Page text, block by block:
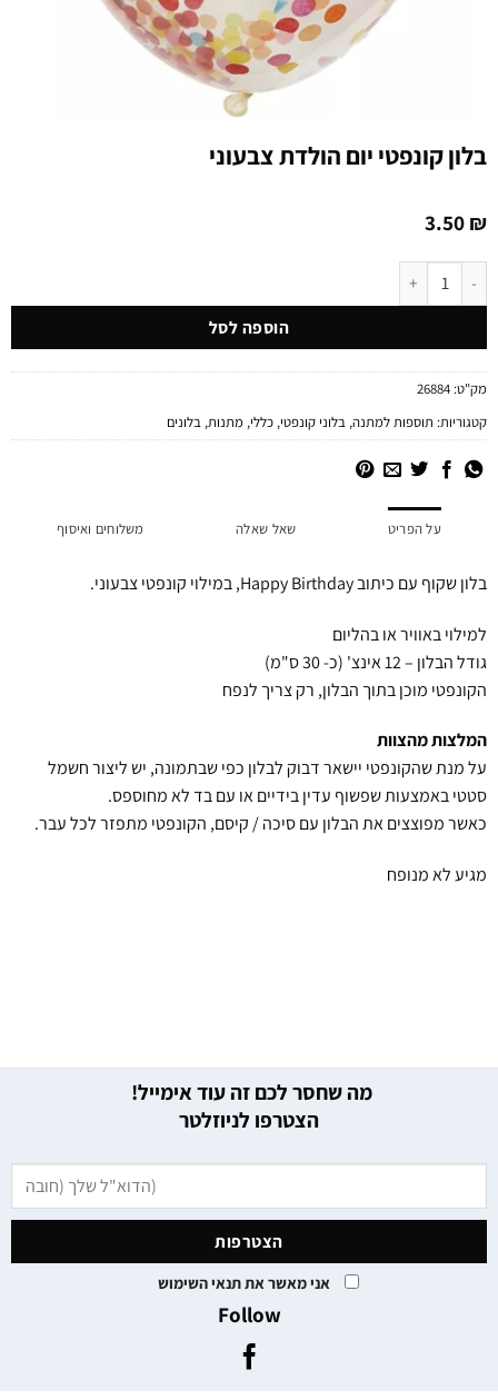
בלון קונפטי יום הולדת צבעוני
3.50₪
כמות של בלון קונפטי יום הולדת צבעוני
הוספה לסל
מק"ט:26884
קטגוריות:תוספות למתנה,בלוני קונפטי,כללי,מתנות,בלונים
על הפריט שאל שאלה משלוחים ואיסוף
בלון שקוף עם כיתוב Happy Birthday, במילוי קונפטי צבעוני.
למילוי באוויר או בהליום
גודל הבלון – 12 אינצ' (כ- 30 ס"מ)
הקונפטי מוכן בתוך הבלון, רק צריך לנפח
המלצות מהצוות
על מנת שהקונפטי יישאר דבוק לבלון כפי שבתמונה, יש ליצור חשמל
סטטי באמצעות שפשוף עדין בידיים או עם בד לא מחוספס.
כאשר מפוצצים את הבלון עם סיכה / קיסם, הקונפטי מתפזר לכל עבר.
מגיע לא מנופח
מה שחסר לכם זה עוד אימייל!
הצטרפו לניוזלטר
אני מאשר את תנאי השימוש
Follow